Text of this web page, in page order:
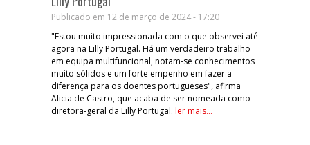
Publicado em 12 de março de 2024 - 17:20
"Estou muito impressionada com o que observei até
agora na Lilly Portugal. Há um verdadeiro trabalho
em equipa multifuncional, notam-se conhecimentos
muito sólidos e um forte empenho em fazer a
diferença para os doentes portugueses", afirma
Alicia de Castro, que acaba de ser nomeada como
diretora-geral da Lilly Portugal. ler mais...